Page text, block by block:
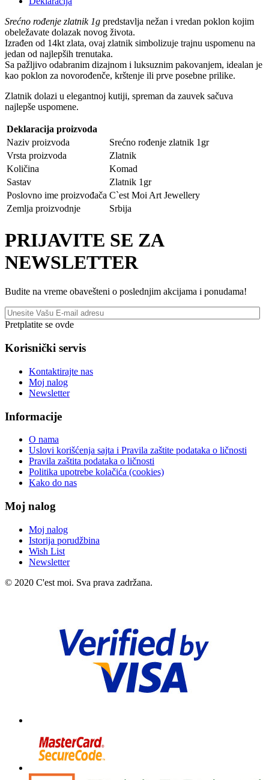
Srećno rođenje zlatnik 1g predstavlja nežan i vredan poklon kojim
obeležavate dolazak novog života.
Izrađen od 14kt zlata, ovaj zlatnik simbolizuje trajnu uspomenu na
jedan od najlepših trenutaka.
Sa pažljivo odabranim dizajnom i luksuznim pakovanjem, idealan je
kao poklon za novorođenče, krštenje ili prve posebne prilike.
Zlatnik dolazi u elegantnoj kutiji, spreman da zauvek sačuva
najlepše uspomene.
Deklaracija proizvoda
Naziv proizvoda
Srećno rođenje zlatnik 1gr
Vrsta proizvoda
Zlatnik
Količina
Komad
Sastav
Zlatnik 1gr
Poslovno ime proizvođača C`est Moi Art Jewellery
Zemlja proizvodnje
Srbija
PRIJAVITE SE ZA
NEWSLETTER
Budite na vreme obavešteni o poslednjim akcijama i ponudama!
Pretplatite se ovde
Korisnički servis
Kontaktirajte nas
Moj nalog
Newsletter
Informacije
O nama
Uslovi korišćenja sajta i Pravila zaštite podataka o ličnosti
Pravila zaštita podataka o ličnosti
Politika upotrebe kolačića (cookies)
Kako do nas
Moj nalog
Moj nalog
Istorija porudžbina
Wish List
Newsletter
© 2020 C'est moi. Sva prava zadržana.